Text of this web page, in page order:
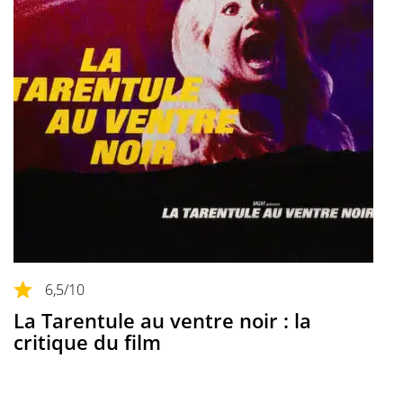
6,5/10
La Tarentule au ventre noir : la
critique du film